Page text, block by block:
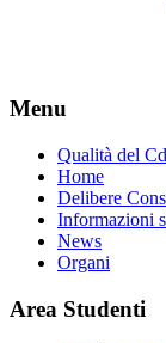
Menu
Qualità del
Home
Delibere
Informazioni
News
Organi
Area Studenti